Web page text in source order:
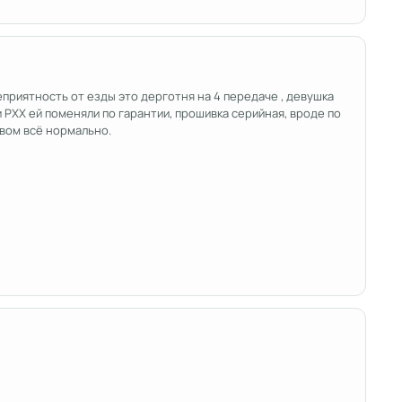
от езды это дерготня на 4 передаче , девушка
ей поменяли по гарантии, прошивка серийная, вроде по
всё нормально.